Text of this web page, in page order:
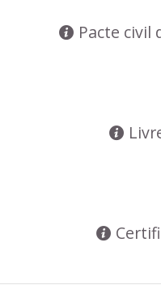
Pacte civil